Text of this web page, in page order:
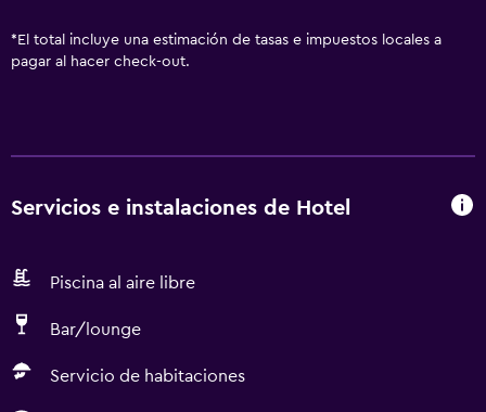
* El total incluye una estimación de tasas e impuestos locales a
pagar al hacer check-out.
Servicios e instalaciones de Hotel
Piscina al aire libre
Bar/lounge
Servicio de habitaciones